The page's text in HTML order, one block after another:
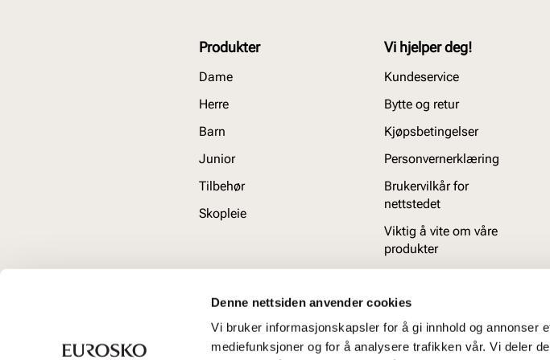
Denne nettsiden anvender cookies
Vi bruker informasjonskapsler for å gi innhold og annonser
mediefunksjoner og for å analysere trafikken vår. Vi deler
Produkter
Dame
Herre
Barn
Junior
Tilbehør
Skopleie
Vi hjelper deg!
Kundeservice
Bytte og retur
Kjøpsbetingelser
Personvernerklæring
Brukervilkår for
nettstedet
Viktig å vite om våre
produkter